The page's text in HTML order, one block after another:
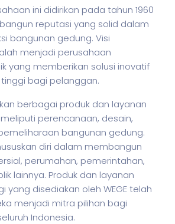
ini didirikan pada tahun 1960
reputasi yang solid dalam
bangunan gedung. Visi
menjadi perusahaan
yang memberikan solusi inovatif
bagi pelanggan.
berbagai produk dan layanan
perencanaan, desain,
bangunan gedung.
diri dalam membangun
perumahan, pemerintahan,
lainnya. Produk dan layanan
yang disediakan oleh WEGE telah
menjadi mitra pilihan bagi
Indonesia.